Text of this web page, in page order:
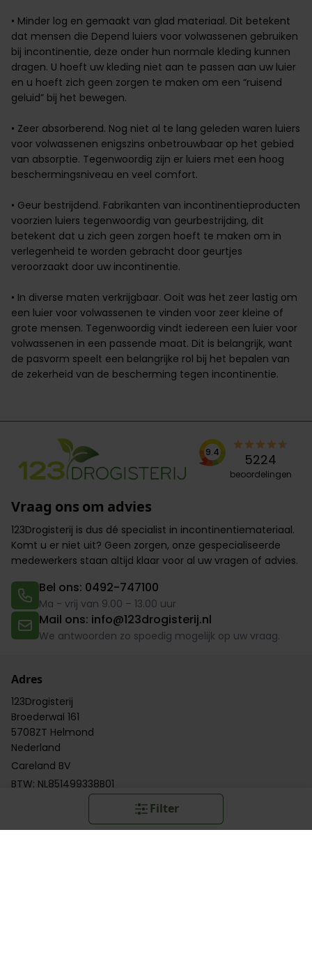
Filter
• Minder log en gemaakt van glad materiaal. Dit betekent
dat mensen die Depend luiers voor volwassenen gebruiken
bij incontinentie, deze onder hun normale kleding kunnen
dragen. U hoeft uw kleding niet aan te passen aan uw luier
en u hoeft zich geen zorgen te maken om een “ruisend
geluid” bij het bewegen.
• Zeer absorberend. Nog niet al te lang geleden waren luiers
voor volwassenen enigszins onbetrouwbaar op het gebied
van absorptie. Tegenwoordig zijn er luiers met een hoog
beschermingsniveau en veel comfort.
• Geur bestrijdend. Fabrikanten van incontinentieproducten
voorzien luiers tegenwoordig van geurbestrijding, dit
betekent dat u zich geen zorgen hoeft te maken om in
verlegenheid te worden gebracht door geurtjes
veroorzaakt door uw incontinentie.
• In diverse maten verkrijgbaar. Ooit was het zeer lastig om
een luier voor volwassenen te vinden voor zeer kleine of
grote mensen. Tegenwoordig vindt iedereen een luier voor
volwassenen in een passende maat. Dit is belangrijk, want
de pasvorm speelt een belangrijke rol bij het bepalen van
de zekerheid van de bescherming tegen incontinentie.
9.4 5224
beoordelingen
Vraag ons om advies
123Drogisterij is dus dé specialist in incontinentiemateriaal.
Komt u er niet uit? Geen zorgen, onze gespecialiseerde
medewerkers staan altijd klaar voor al uw vragen of advies.
Bel ons: 0492-747100
Ma - vrij van 9.00 – 13.00 uur
Mail ons: info@123drogisterij.nl
We antwoorden zo spoedig mogelijk op uw vraag.
Adres
123Drogisterij
Broederwal 161
5708ZT Helmond
Nederland
Careland BV
BTW: NL851499338B01